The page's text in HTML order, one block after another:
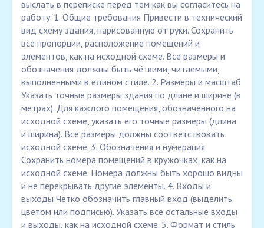
выслать в переписке перед тем как вы согласитесь на
работу. 1. Общие требования Привести в технический
вид схему здания, нарисованную от руки. Сохранить
все пропорции, расположение помещений и
элементов, как на исходной схеме. Все размеры и
обозначения должны быть чёткими, читаемыми,
выполненными в едином стиле. 2. Размеры и масштаб
Указать точные размеры здания по длине и ширине (в
метрах). Для каждого помещения, обозначенного на
исходной схеме, указать его точные размеры (длина
и ширина). Все размеры должны соответствовать
исходной схеме. 3. Обозначения и нумерация
Сохранить номера помещений в кружочках, как на
исходной схеме. Номера должны быть хорошо видны
и не перекрывать другие элементы. 4. Входы и
выходы Четко обозначить главный вход (выделить
цветом или подписью). Указать все остальные входы
и выходы, как на исходной схеме. 5. Формат и стиль